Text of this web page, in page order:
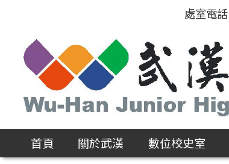
區
處室電話
首頁 關於武漢 數位校史室